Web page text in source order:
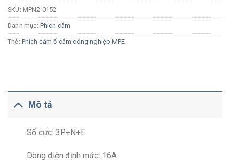
SKU: MPN2-0152
Danh mục: Phích cắm
Thẻ: Phích cắm ổ cắm công nghiệp MPE
Mô tả
Số cực: 3P+N+E
Dòng điện định mức: 16A